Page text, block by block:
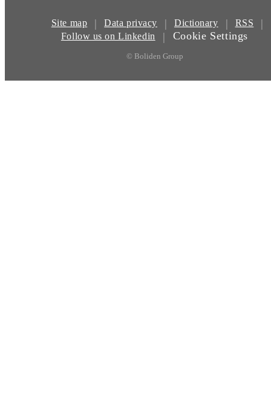
Site map | Data privacy | Dictionary | RSS |
Follow us on Linkedin | Cookie Settings
© Boliden Group